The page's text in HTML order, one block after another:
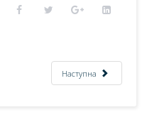
Наступна